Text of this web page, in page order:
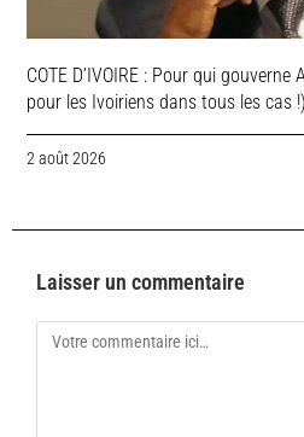
COTE D’IVOIRE : Pour qui
pour les Ivoiriens dans tous les cas !)
2 août 2026
Laisser un commentaire